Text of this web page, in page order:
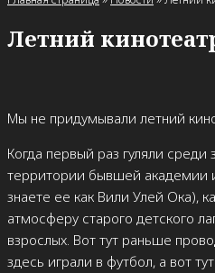
Летний
Мы не придумывали летний
Когда первый раз гуляли
территории бывшей академии
знаете ее как Вили Улей Ока),
атмосферу старого детского
взрослых. Вот тут раньше
здесь играли в футбол, а вот